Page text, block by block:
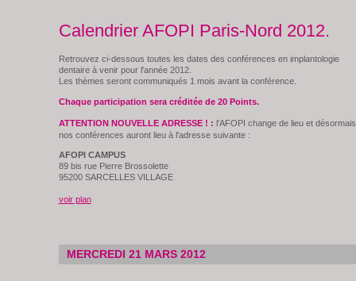
Calendrier AFOPI Paris-Nord 2012.
Retrouvez ci-dessous toutes les dates des conférences en implantologie
dentaire à venir pour l'année 2012.
Les thèmes seront communiqués 1 mois avant la conférence.
Chaque participation sera créditée de 20 Points.
ATTENTION NOUVELLE ADRESSE ! : l'AFOPI change de lieu et désormais
nos conférences auront lieu à l'adresse suivante :
AFOPI CAMPUS
89 bis rue Pierre Brossolette
95200 SARCELLES VILLAGE
voir plan
MERCREDI 21 MARS 2012